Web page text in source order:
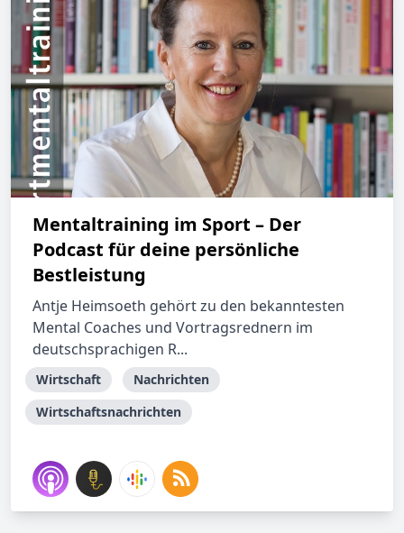
Mentaltraining im Sport – Der
Podcast für deine persönliche
Bestleistung
Antje Heimsoeth gehört zu den bekanntesten
Mental Coaches und Vortragsrednern im
deutschsprachigen R...
Wirtschaft
Nachrichten
Wirtschaftsnachrichten